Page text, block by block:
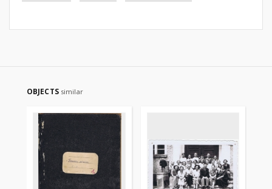
OBJECTS similar